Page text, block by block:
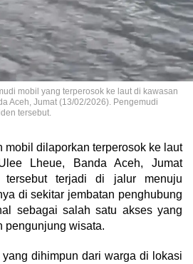
mobil yang terperosok ke laut di kawasan
Aceh, Jumat (13/02/2026). Pengemudi
tersebut.
mobil dilaporkan terperosok ke laut
Lheue, Banda Aceh, Jumat
tersebut terjadi di jalur menuju
di sekitar jembatan penghubung
sebagai salah satu akses yang
pengunjung wisata.
dihimpun dari warga di lokasi